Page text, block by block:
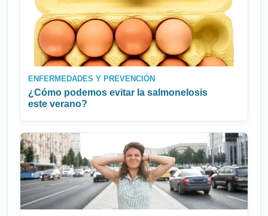
ENFERMEDADES Y PREVENCIÓN
¿Cómo podemos evitar la salmonelosis
este verano?